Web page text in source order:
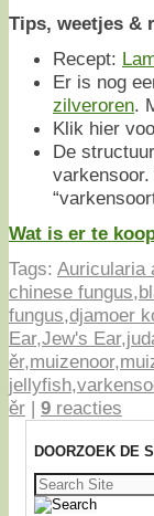
Tips, weetjes &
Recept:
Er is nog
zilveroren.
Klik hier
De
varkensoor.
Wat is er te
Tags: Auricularia
chinese fungus,
fungus,djamoer
Ear,Jew's Ear,
ěr,muizenoor,
jellyfish,
ěr | 9 reacties
DOORZOEK DE
Zoeken
naar: